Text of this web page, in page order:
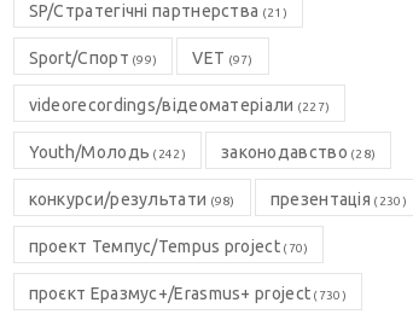
SP/Стратегічні партнерства (21)
Sport/Спорт (99) VET (97)
videorecordings/відеоматеріали (227)
Youth/Молодь (242) законодавство (28)
конкурси/результати (98) презентація (230)
проект Темпус/Tempus project(70)
проєкт Еразмус+/Erasmus+ project (730)